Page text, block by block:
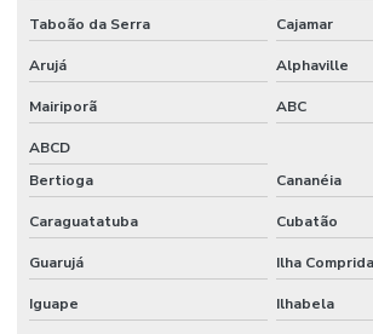
Taboão da Serra Cajamar
Arujá Alphaville
Mairiporã ABC
ABCD
Bertioga
Cananéia
Caraguatatuba Cubatão
Guarujá Ilha Comprida
Iguape Ilhabela